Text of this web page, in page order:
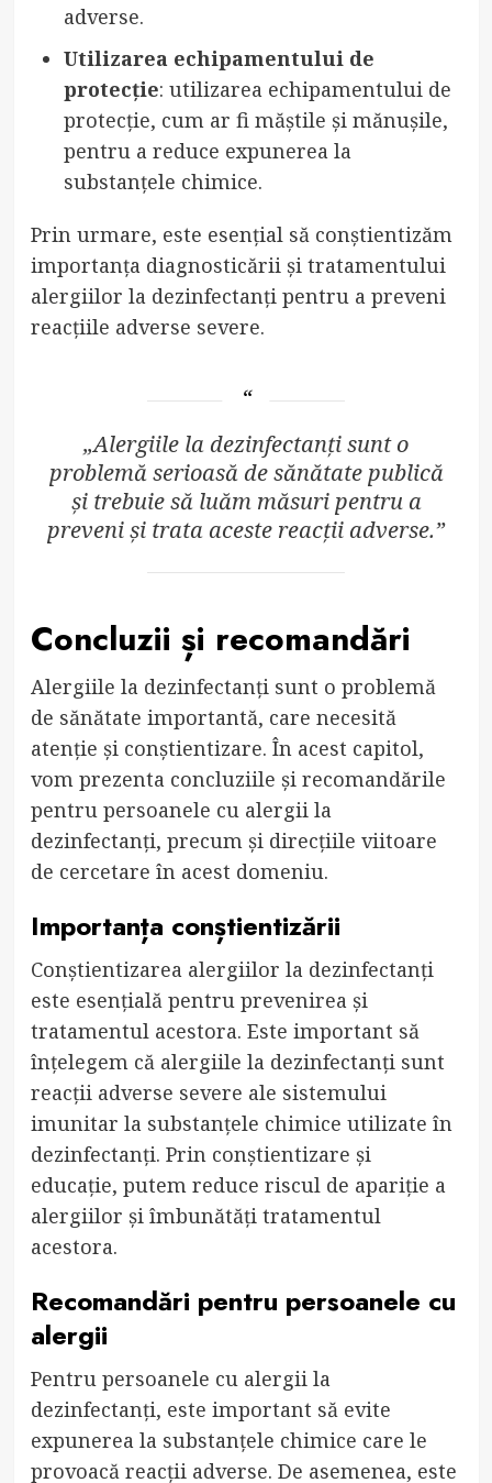
adverse.
Utilizarea echipamentului de
protecție: utilizarea echipamentului de
protecție, cum ar fi măștile și mănușile,
pentru a reduce expunerea la
substanțele chimice.
Prin urmare, este esențial să conștientizăm
importanța diagnosticării și tratamentului
alergiilor la dezinfectanți pentru a preveni
reacțiile adverse severe.
„Alergiile la dezinfectanți sunt o
problemă serioasă de sănătate publică
și trebuie să luăm măsuri pentru a
preveni și trata aceste reacții adverse.”
Concluzii și recomandări
Alergiile la dezinfectanți sunt o problemă
de sănătate importantă, care necesită
atenție și conștientizare. În acest capitol,
vom prezenta concluziile și recomandările
pentru persoanele cu alergii la
dezinfectanți, precum și direcțiile viitoare
de cercetare în acest domeniu.
Importanța conștientizării
Conștientizarea alergiilor la dezinfectanți
este esențială pentru prevenirea și
tratamentul acestora. Este important să
înțelegem că alergiile la dezinfectanți sunt
reacții adverse severe ale sistemului
imunitar la substanțele chimice utilizate în
dezinfectanți. Prin conștientizare și
educație, putem reduce riscul de apariție a
alergiilor și îmbunătăți tratamentul
acestora.
Recomandări pentru persoanele cu
alergii
Pentru persoanele cu alergii la
dezinfectanți, este important să evite
expunerea la substanțele chimice care le
provoacă reacții adverse. De asemenea, este